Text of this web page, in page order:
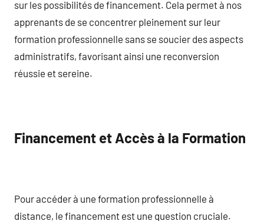
sur les possibilités de financement. Cela permet à nos
apprenants de se concentrer pleinement sur leur
formation professionnelle sans se soucier des aspects
administratifs, favorisant ainsi une reconversion
réussie et sereine.
Financement et Accès à la Formation
Pour accéder à une formation professionnelle à
distance, le financement est une question cruciale.